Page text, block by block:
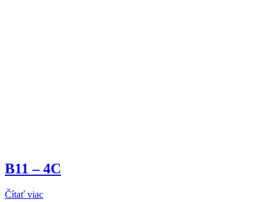
B11 – 4C
Čítať viac